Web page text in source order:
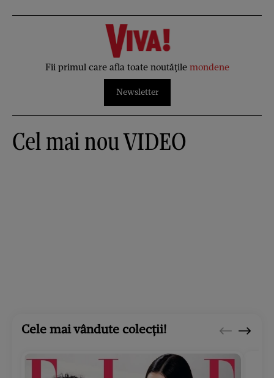
Fii primul care afla toate noutățile mondene
Newsletter
Cel mai nou VIDEO
Cele mai vândute colecții!